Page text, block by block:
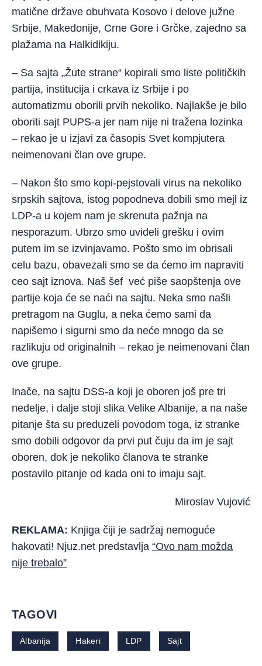
matične države obuhvata Kosovo i delove južne
Srbije, Makedonije, Crne Gore i Grčke, zajedno sa
plažama na Halkidikiju.
– Sa sajta „Žute strane“ kopirali smo liste političkih
partija, institucija i crkava iz Srbije i po
automatizmu oborili prvih nekoliko. Najlakše je bilo
oboriti sajt PUPS-a jer nam nije ni tražena lozinka
– rekao je u izjavi za časopis Svet kompjutera
neimenovani član ove grupe.
– Nakon što smo kopi-pejstovali virus na nekoliko
srpskih sajtova, istog popodneva dobili smo mejl iz
LDP-a u kojem nam je skrenuta pažnja na
nesporazum. Ubrzo smo uvideli grešku i ovim
putem im se izvinjavamo. Pošto smo im obrisali
celu bazu, obavezali smo se da ćemo im napraviti
ceo sajt iznova. Naš šef već piše saopštenja ove
partije koja će se naći na sajtu. Neka smo našli
pretragom na Guglu, a neka ćemo sami da
napišemo i sigurni smo da neće mnogo da se
razlikuju od originalnih – rekao je neimenovani član
ove grupe.
Inače, na sajtu DSS-a koji je oboren još pre tri
nedelje, i dalje stoji slika Velike Albanije, a na naše
pitanje šta su preduzeli povodom toga, iz stranke
smo dobili odgovor da prvi put čuju da im je sajt
oboren, dok je nekoliko članova te stranke
postavilo pitanje od kada oni to imaju sajt.
Miroslav Vujović
REKLAMA: Knjiga čiji je sadržaj nemoguće
hakovati! Njuz.net predstavlja “Ovo nam možda
nije trebalo”
TAGOVI
Albanija Hakeri LDP Sajt